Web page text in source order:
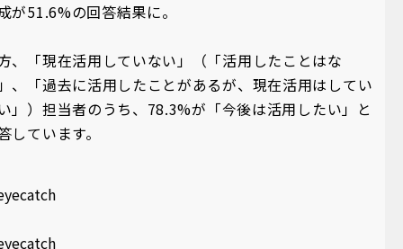
が51.6%の回答結果に。
、「現在活用していない」（「活用したことはな
、「過去に活用したことがあるが、現在活用はしてい
」）担当者のうち、78.3%が「今後は活用したい」と
しています。